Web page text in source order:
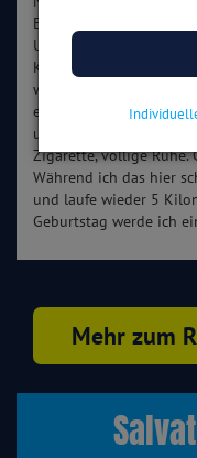
Erfahrungen in den
Unterstützung meiner
Kosten übernahm. Die
wirklich geholfen.
es mir angetan: In
und Getreidehalm,
Zigarette, völlige Ruhe.
Während ich das hier
und laufe wieder 5
Geburtstag werde ich
Mehr zum